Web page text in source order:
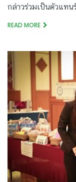
กล่าวร่วมเป็นตัวแท
READ MORE